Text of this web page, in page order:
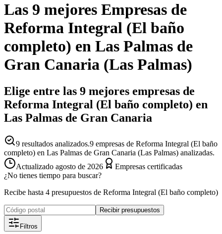
Las 9 mejores Empresas de
Reforma Integral (El baño
completo) en Las Palmas de
Gran Canaria (Las Palmas)
Elige entre las 9 mejores empresas de
Reforma Integral (El baño completo) en
Las Palmas de Gran Canaria
9 resultados analizados.9 empresas de Reforma Integral (El baño
completo) en Las Palmas de Gran Canaria (Las Palmas) analizadas.
Actualizado agosto de 2026
Empresas certificadas
¿No tienes tiempo para buscar?
Recibe hasta 4 presupuestos de Reforma Integral (El baño completo)
Recibir presupuestos
Filtros